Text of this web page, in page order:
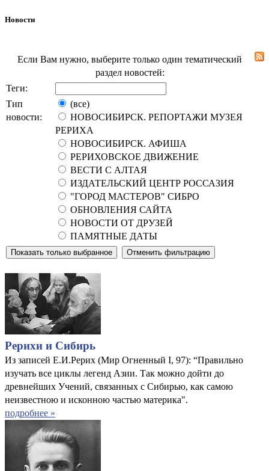
Новости
Если Вам нужно, выберите только один тематический
раздел новостей:
Теги:
Тип
новости:
(все)
НОВОСИБИРСК. РЕПОРТАЖИ МУЗЕЯ
РЕРИХА
НОВОСИБИРСК. АФИША
РЕРИХОВСКОЕ ДВИЖЕНИЕ
ВЕСТИ С АЛТАЯ
ИЗДАТЕЛЬСКИЙ ЦЕНТР РОССАЗИЯ
"ГОРОД МАСТЕРОВ" СИБРО
ОБНОВЛЕНИЯ САЙТА
НОВОСТИ ОТ ДРУЗЕЙ
ПАМЯТНЫЕ ДАТЫ
Рерихи и Сибирь
Из записей Е.И.Рерих (Мир Огненный I, 97): “Правильно
изучать все циклы легенд Азии. Так можно дойти до
древнейших Учений, связанных с Сибирью, как самою
неизвестною и исконною частью материка".
подробнее »